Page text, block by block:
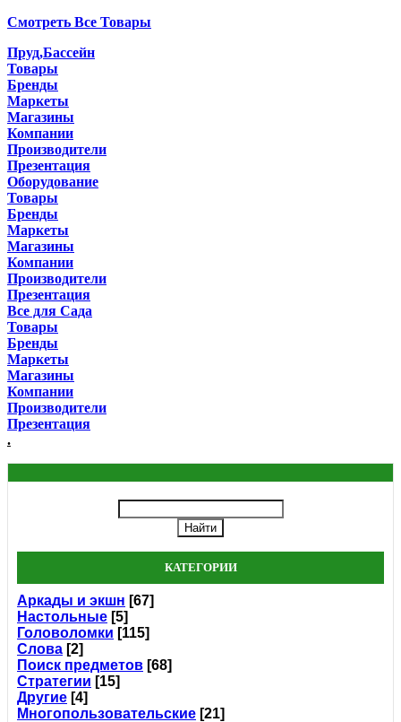
Смотреть Все Товары
Пруд,Бассейн
Товары
Бренды
Маркеты
Магазины
Компании
Производители
Презентация
Оборудование
Товары
Бренды
Маркеты
Магазины
Компании
Производители
Презентация
Все для Сада
Товары
Бренды
Маркеты
Магазины
Компании
Производители
Презентация
.
КАТЕГОРИИ
Аркады и экшн [67]
Настольные [5]
Головоломки [115]
Слова [2]
Поиск предметов [68]
Стратегии [15]
Другие [4]
Многопользовательские [21]